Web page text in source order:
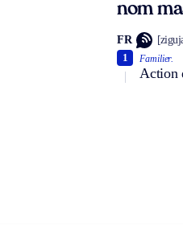
nom
FR
Familier.
Action
1